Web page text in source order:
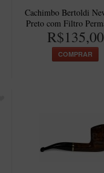
Cachimbo Bertoldi
Preto com Filtro
R$135,00
COMPRAR